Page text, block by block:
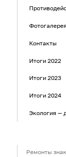
Фотогалерея
Контакты
Итоги 2022
Итоги 2023
Итоги 2024
Экология —
Ремонты